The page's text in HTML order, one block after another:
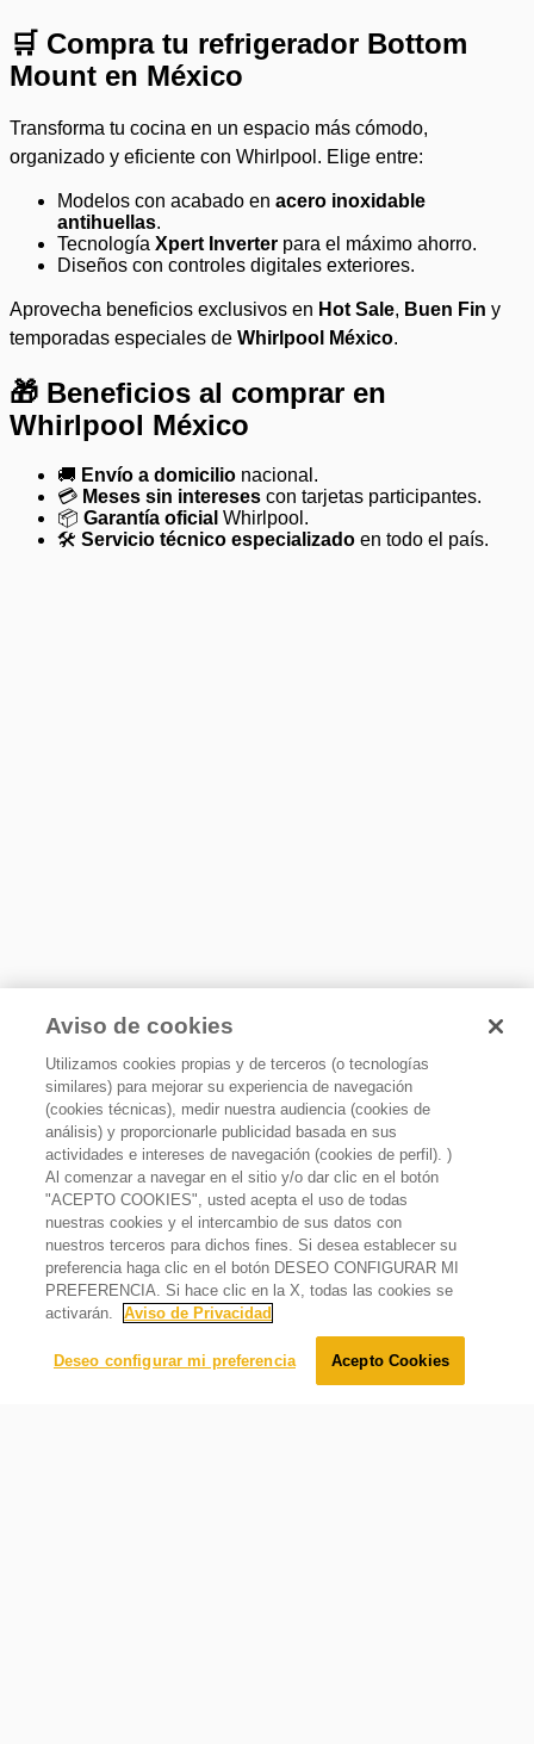
Ver disponibles
Ofertas
Relevancia Filtrar
🛒 Compra tu refrigerador Bottom
Mount en México
Transforma tu cocina en un espacio más cómodo,
organizado y eficiente con Whirlpool. Elige entre:
Modelos con acabado en acero inoxidable
antihuellas.
Tecnología Xpert Inverter para el máximo ahorro.
Diseños con controles digitales exteriores.
Aprovecha beneficios exclusivos en Hot Sale, Buen Fin y
temporadas especiales de Whirlpool México.
🎁 Beneficios al comprar en
Whirlpool México
🚚 Envío a domicilio nacional.
💳 Meses sin intereses con tarjetas participantes.
📦 Garantía oficial Whirlpool.
🛠️ Servicio técnico especializado en todo el país.
Aviso de cookies
Utilizamos cookies propias y de terceros (o tecnologías
similares) para mejorar su experiencia de navegación
(cookies técnicas), medir nuestra audiencia (cookies de
análisis) y proporcionarle publicidad basada en sus
actividades e intereses de navegación (cookies de perfil). )
Al comenzar a navegar en el sitio y/o dar clic en el botón
"ACEPTO COOKIES", usted acepta el uso de todas
nuestras cookies y el intercambio de sus datos con
nuestros terceros para dichos fines. Si desea establecer su
preferencia haga clic en el botón DESEO CONFIGURAR MI
PREFERENCIA. Si hace clic en la X, todas las cookies se
activarán.
Aviso de Privacidad
Deseo configurar mi preferencia Acepto Cookies